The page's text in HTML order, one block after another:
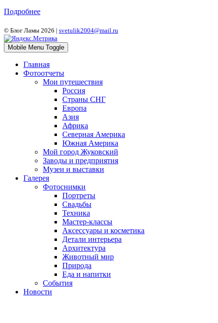
Подробнее
© Блог Ламы 2026 | svetulik2004@mail.ru
Mobile Menu Toggle
Главная
Фотоотчеты
Мои путешествия
Россия
Страны СНГ
Европа
Азия
Африка
Северная Америка
Южная Америка
Мой город Жуковский
Заводы и предприятия
Музеи и выставки
Галерея
Фотоснимки
Портреты
Свадьбы
Техника
Мастер-классы
Аксессуары и косметика
Детали интерьера
Архитектура
Животный мир
Природа
Еда и напитки
События
Новости